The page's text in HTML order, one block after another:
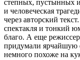
степных, пустынных
и человеческая
через авторский
спектакля и тонкий
благо. А еще
придумали ярчайшую
немного похоже на